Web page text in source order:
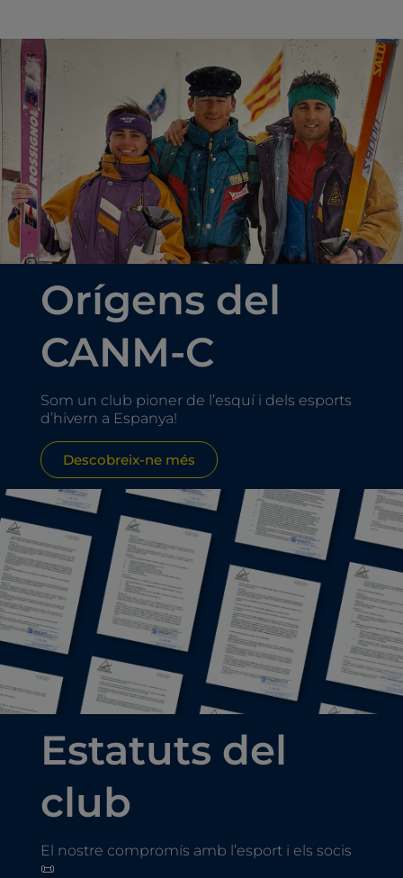
Orígens del
CANM-C
Som un club pioner de l’esquí i dels esports
d’hivern a Espanya!
Descobreix-ne més
Estatuts del
club
El nostre compromís amb l’esport i els socis
📜